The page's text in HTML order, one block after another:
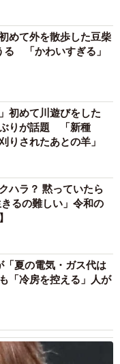
めて外を散歩した豆柴
「かわいすぎる」
初めて川遊びをした
りが話題 「新種
りされたあとの羊」
ハラ？ 黙っていたら
るの難しい」令和の
「夏の電気・ガス代は
「冷房を控える」人が